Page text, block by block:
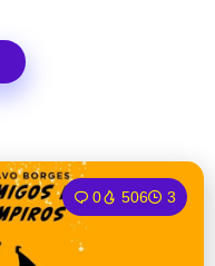
0 506 3